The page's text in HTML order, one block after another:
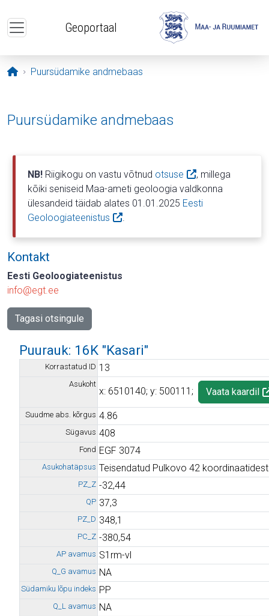
Geoportaal
Avaleht
Puursüdamike andmebaas
Puursüdamike andmebaas
NB!Riigikogu on vastu võtnud otsuse
, millega
kõiki seniseid Maa-ameti geoloogia valdkonna
ülesandeid täidab alates 01.01.2025 Eesti
Geoloogiateenistus
.
Kontakt
Eesti Geoloogiateenistus
info@egt.ee
Puurauk: 16K "Kasari"
Korrastatud ID 13
Asukoht
x: 6510140; y: 500111; Vaata kaardil
Suudme abs. kõrgus 4.86
Sügavus 408
Fond EGF 3074
Asukohatäpsus Teisendatud Pulkovo 42 koordinaatidest
PZ_Z -32,44
QP 37,3
PZ_D 348,1
PC_Z -380,54
AP avamus S1rm-vl
Q_G avamus NA
Südamiku lõpu indeks PP
Q_L avamus NA